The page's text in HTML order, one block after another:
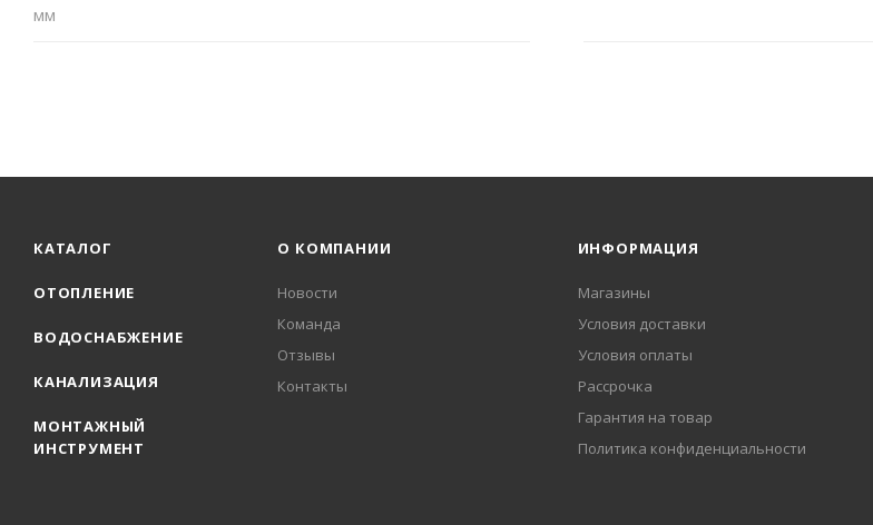
мм
КАТАЛОГ
ОТОПЛЕНИЕ
ВОДОСНАБЖЕНИЕ
КАНАЛИЗАЦИЯ
МОНТАЖНЫЙ
ИНСТРУМЕНТ
О КОМПАНИИ
Новости
Команда
Отзывы
Контакты
ИНФОРМАЦИЯ
Магазины
Условия доставки
Условия оплаты
Рассрочка
Гарантия на товар
Политика конфиденциальности